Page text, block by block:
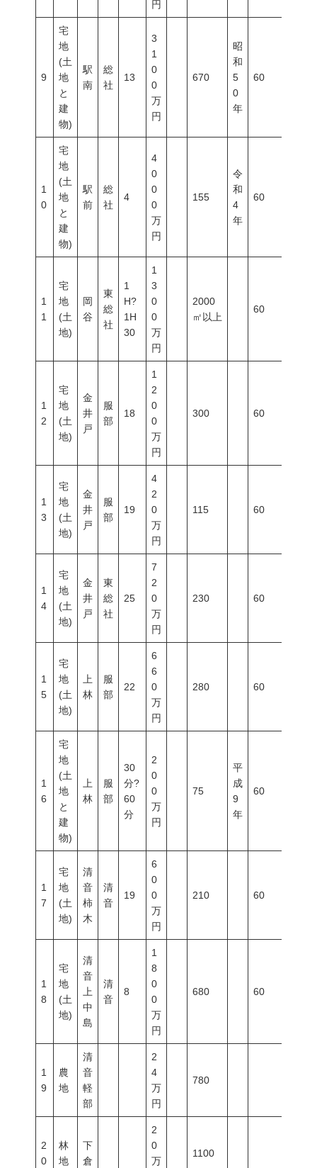
円
9
宅
地
(土
地
と
建
物)
駅
南
総
社
13
3
1
0
0
万
円
670
昭
和
5
0
年
60
1
0
宅
地
(土
地
と
建
物)
駅
前
総
社
4
4
0
0
0
万
円
155
令
和
4
年
60
1
1
宅
地
(土
地)
岡
谷
東
総
社
1
H?
1H
30
1
3
0
0
万
円
2000
㎡以上
60
1
2
宅
地
(土
地)
金
井
戸
服
部
18
1
2
0
0
万
円
300 60
1
3
宅
地
(土
地)
金
井
戸
服
部
19
4
2
0
万
円
115 60
1
4
宅
地
(土
地)
金
井
戸
東
総
社
25
7
2
0
万
円
230 60
1
5
宅
地
(土
地)
上
林
服
部
22
6
6
0
万
円
280 60
1
6
宅
地
(土
地
と
建
物)
上
林
服
部
30
分?
60
分
2
0
0
万
円
75
平
成
9
年
60
1
7
宅
地
(土
地)
清
音
柿
木
清
音
19
6
0
0
万
円
210 60
1
8
宅
地
(土
地)
清
音
上
中
島
清
音
8
1
8
0
0
万
円
680 60
1
9
農
地
清
音
軽
部
2
4
万
円
780
2
0
林
地
下
倉
2
0
万
1100